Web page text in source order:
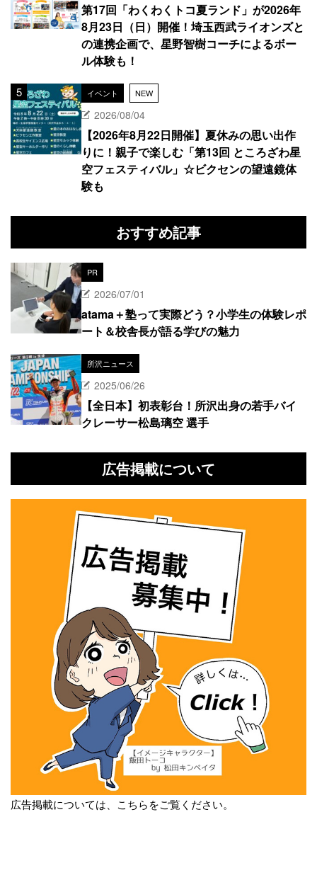
第17回「わくわくトコ夏ランド」が2026年
8月23日（日）開催！埼玉西武ライオンズと
の連携企画で、星野智樹コーチによるボー
ル体験も！
イベント NEW
2026/08/04
【2026年8月22日開催】夏休みの思い出作
りに！親子で楽しむ「第13回 ところざわ星
空フェスティバル」☆ビクセンの望遠鏡体
験も
おすすめ記事
PR
2026/07/01
atama＋塾って実際どう？小学生の体験レポ
ート＆校舎長が語る学びの魅力
所沢ニュース
2025/06/26
【全日本】初表彰台！所沢出身の若手バイ
クレーサー松島璃空 選手
広告掲載について
広告掲載については、こちらをご覧ください。